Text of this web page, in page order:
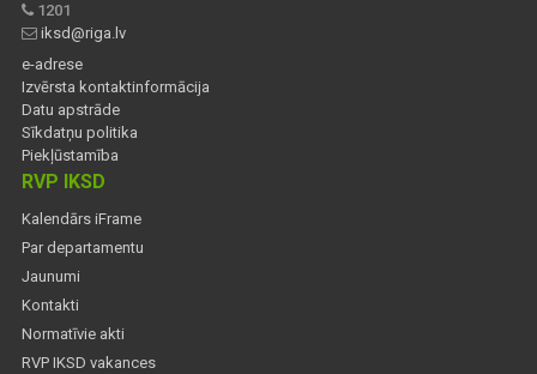
1201
iksd@riga.lv
e-adrese
Izvērsta kontaktinformācija
Datu apstrāde
Sīkdatņu politika
Piekļūstamība
RVP IKSD
Kalendārs iFrame
Par departamentu
Jaunumi
Kontakti
Normatīvie akti
RVP IKSD vakances